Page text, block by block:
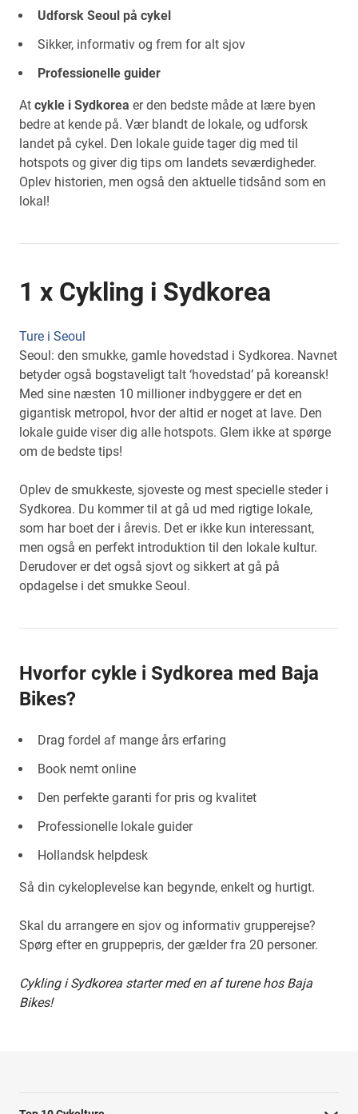
Udforsk Seoul på cykel
Sikker, informativ og frem for alt sjov
Professionelle guider
At cykle i Sydkorea er den bedste måde at lære byen
bedre at kende på. Vær blandt de lokale, og udforsk
landet på cykel. Den lokale guide tager dig med til
hotspots og giver dig tips om landets seværdigheder.
Oplev historien, men også den aktuelle tidsånd som en
lokal!
1 x Cykling i Sydkorea
Ture i Seoul
Seoul: den smukke, gamle hovedstad i Sydkorea. Navnet
betyder også bogstaveligt talt ‘hovedstad’ på koreansk!
Med sine næsten 10 millioner indbyggere er det en
gigantisk metropol, hvor der altid er noget at lave. Den
lokale guide viser dig alle hotspots. Glem ikke at spørge
om de bedste tips!
Oplev de smukkeste, sjoveste og mest specielle steder i
Sydkorea. Du kommer til at gå ud med rigtige lokale,
som har boet der i årevis. Det er ikke kun interessant,
men også en perfekt introduktion til den lokale kultur.
Derudover er det også sjovt og sikkert at gå på
opdagelse i det smukke Seoul.
Hvorfor cykle i Sydkorea med Baja
Bikes?
Drag fordel af mange års erfaring
Book nemt online
Den perfekte garanti for pris og kvalitet
Professionelle lokale guider
Hollandsk helpdesk
Så din cykeloplevelse kan begynde, enkelt og hurtigt.
Skal du arrangere en sjov og informativ grupperejse?
Spørg efter en gruppepris, der gælder fra 20 personer.
Cykling i Sydkorea starter med en af turene hos Baja
Bikes!